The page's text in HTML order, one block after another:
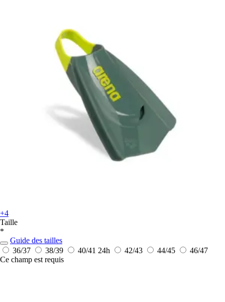
+4
Taille
*
Guide des tailles
36/37
38/39 40/41 24h 42/43 44/45
46/47
Ce champ est requis